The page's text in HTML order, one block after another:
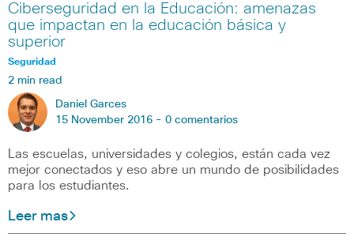
Ciberseguridad en la Educación: amenazas
que impactan en la educación básica y
superior
Seguridad
2 min read
Daniel Garces
15 November 2016 - 0 comentarios
Las escuelas, universidades y colegios, están cada vez
mejor conectados y eso abre un mundo de posibilidades
para los estudiantes.
Leer mas